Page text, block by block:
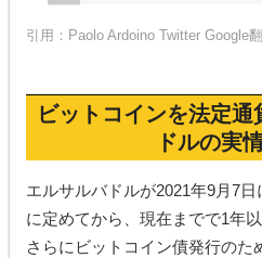
引用： Paolo Ardoino TwitterGoogle
ビットコインを法定
ドルの実
エルサルバドルが2021年9月7
に定めてから、現在までで1年
さらにビットコイン債発行のた